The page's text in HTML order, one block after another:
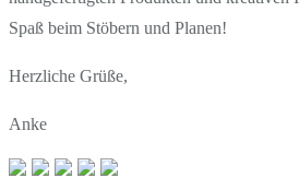
Spaß beim Stöbern und Planen!
Herzliche Grüße,
Anke